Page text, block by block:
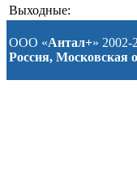
Выходные:
ООО «Антал+» 2002-
Россия, Московская